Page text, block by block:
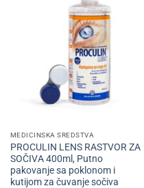
MEDICINSKA SREDSTVA
PROCULIN LENS RASTVOR ZA
SOČIVA 400ml, Putno
pakovanje sa poklonom i
kutijom za čuvanje sočiva